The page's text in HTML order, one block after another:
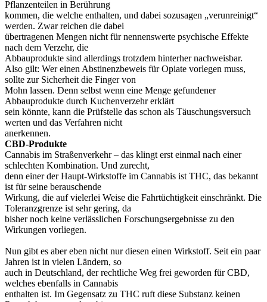
Pflanzenteilen in Berührung
kommen, die welche enthalten, und dabei sozusagen „verunreinigt“
werden. Zwar reichen die dabei
übertragenen Mengen nicht für nennenswerte psychische Effekte
nach dem Verzehr, die
Abbauprodukte sind allerdings trotzdem hinterher nachweisbar.
Also gilt: Wer einen Abstinenzbeweis für Opiate vorlegen muss,
sollte zur Sicherheit die Finger von
Mohn lassen. Denn selbst wenn eine Menge gefundener
Abbauprodukte durch Kuchenverzehr erklärt
sein könnte, kann die Prüfstelle das schon als Täuschungsversuch
werten und das Verfahren nicht
anerkennen.
CBD-Produkte
Cannabis im Straßenverkehr – das klingt erst einmal nach einer
schlechten Kombination. Und zurecht,
denn einer der Haupt-Wirkstoffe im Cannabis ist THC, das bekannt
ist für seine berauschende
Wirkung, die auf vielerlei Weise die Fahrtüchtigkeit einschränkt. Die
Toleranzgrenze ist sehr gering, da
bisher noch keine verlässlichen Forschungsergebnisse zu den
Wirkungen vorliegen.
Nun gibt es aber eben nicht nur diesen einen Wirkstoff. Seit ein paar
Jahren ist in vielen Ländern, so
auch in Deutschland, der rechtliche Weg frei geworden für CBD,
welches ebenfalls in Cannabis
enthalten ist. Im Gegensatz zu THC ruft diese Substanz keinen